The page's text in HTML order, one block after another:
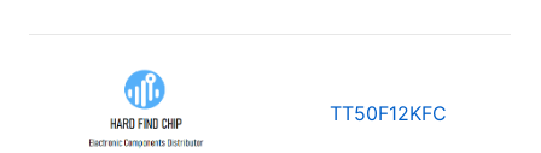
TT50F12KFC